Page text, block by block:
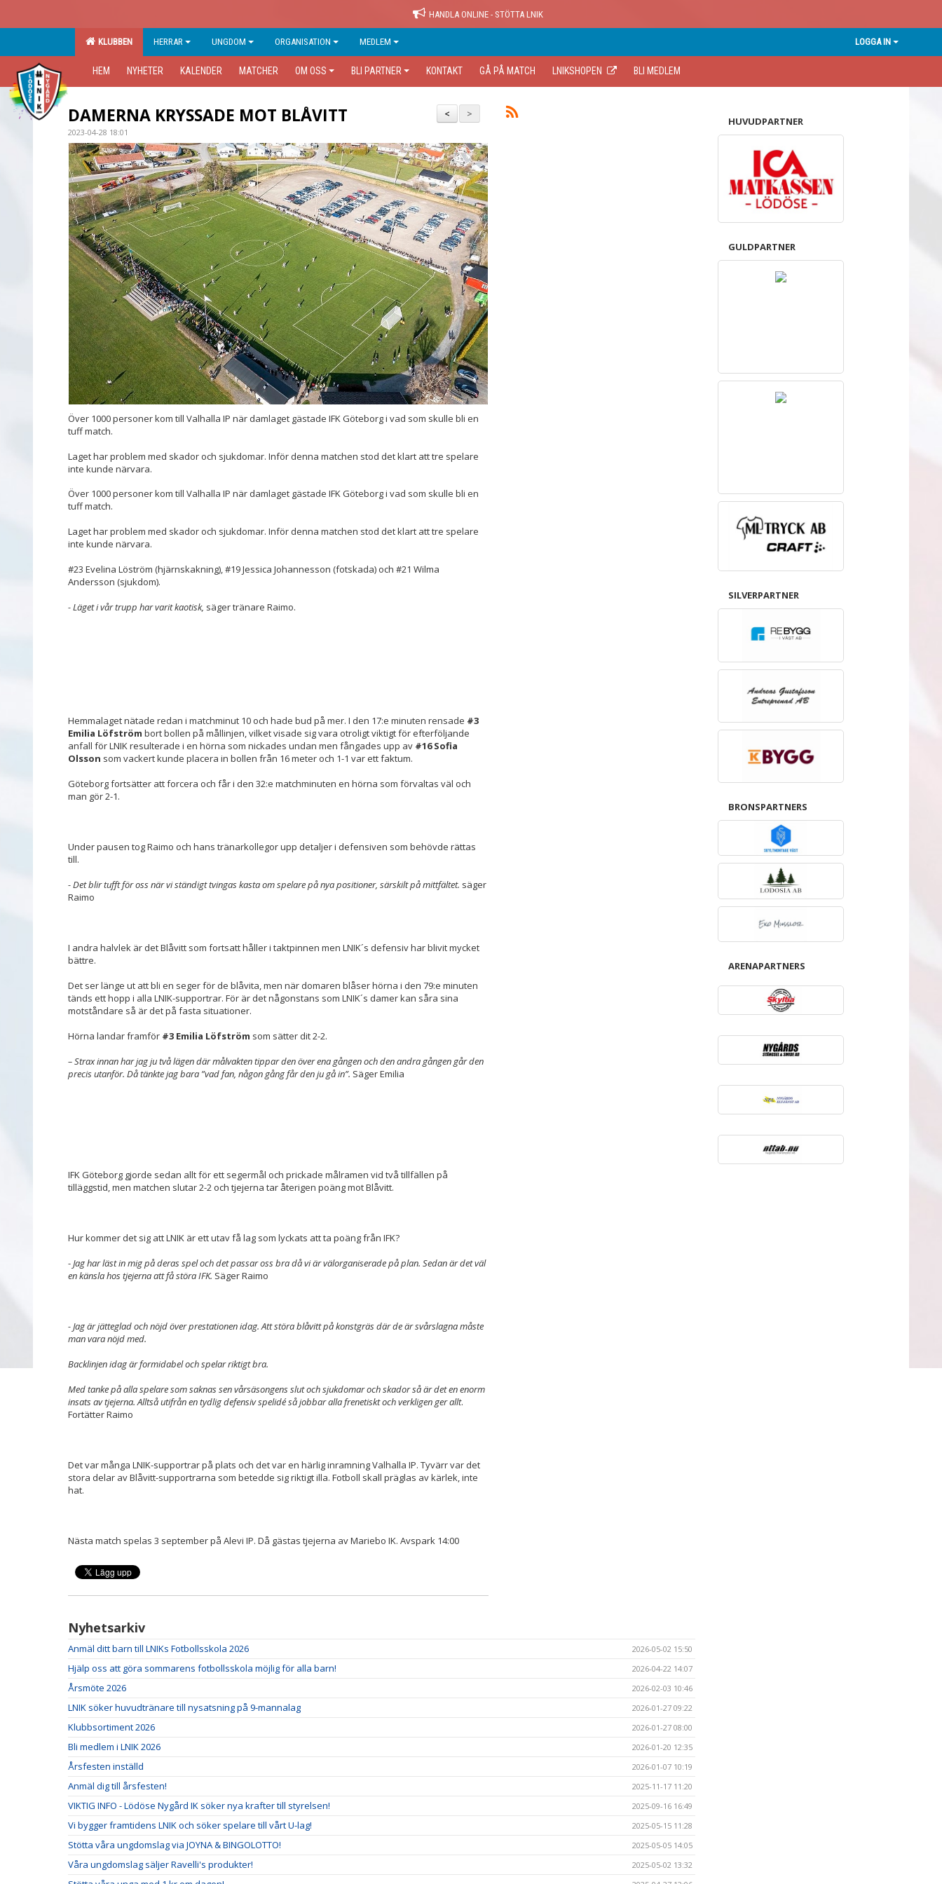
HANDLA ONLINE - STÖTTA LNIK
KLUBBEN HERRAR UNGDOM ORGANISATION MEDLEM LOGGA IN
HEM NYHETER KALENDER MATCHER OM OSS BLI PARTNER KONTAKT GÅ PÅ MATCH LNIKSHOPEN BLI MEDLEM
>
<
DAMERNA KRYSSADE MOT BLÅVITT
2023-04-28 18:01
Över 1000 personer kom till Valhalla IP när damlaget gästade IFK Göteborg i vad som skulle bli en
tuff match.
Laget har problem med skador och sjukdomar. Inför denna matchen stod det klart att tre spelare
inte kunde närvara.
Över 1000 personer kom till Valhalla IP när damlaget gästade IFK Göteborg i vad som skulle bli en
tuff match.
Laget har problem med skador och sjukdomar. Inför denna matchen stod det klart att tre spelare
inte kunde närvara.
#23 Evelina Löström (hjärnskakning), #19 Jessica Johannesson (fotskada) och #21 Wilma
Andersson (sjukdom).
- Läget i vår trupp har varit kaotisk, säger tränare Raimo.
Hemmalaget nätade redan i matchminut 10 och hade bud på mer. I den 17:e minuten rensade #3
Emilia Löfström bort bollen på mållinjen, vilket visade sig vara otroligt viktigt för efterföljande
anfall för LNIK resulterade i en hörna som nickades undan men fångades upp av #16 Sofia
Olsson som vackert kunde placera in bollen från 16 meter och 1-1 var ett faktum.
Göteborg fortsätter att forcera och får i den 32:e matchminuten en hörna som förvaltas väl och
man gör 2-1.
Under pausen tog Raimo och hans tränarkollegor upp detaljer i defensiven som behövde rättas
till.
- Det blir tufft för oss när vi ständigt tvingas kasta om spelare på nya positioner, särskilt på mittfältet. säger
Raimo
I andra halvlek är det Blåvitt som fortsatt håller i taktpinnen men LNIK´s defensiv har blivit mycket
bättre.
Det ser länge ut att bli en seger för de blåvita, men när domaren blåser hörna i den 79:e minuten
tänds ett hopp i alla LNIK-supportrar. För är det någonstans som LNIK´s damer kan såra sina
motståndare så är det på fasta situationer.
Hörna landar framför #3 Emilia Löfström som sätter dit 2-2.
– Strax innan har jag ju två lägen där målvakten tippar den över ena gången och den andra gången går den
precis utanför. Då tänkte jag bara ”vad fan, någon gång får den ju gå in”. Säger Emilia
IFK Göteborg gjorde sedan allt för ett segermål och prickade målramen vid två tillfällen på
tilläggstid, men matchen slutar 2-2 och tjejerna tar återigen poäng mot Blåvitt.
Hur kommer det sig att LNIK är ett utav få lag som lyckats att ta poäng från IFK?
-Jag har läst in mig på deras spel och det passar oss bra då vi är välorganiserade på plan. Sedan är det väl
en känsla hos tjejerna att få störa IFK. Säger Raimo
- Jag är jätteglad och nöjd över prestationen idag. Att störa blåvitt på konstgräs där de är svårslagna måste
man vara nöjd med.
Backlinjen idag är formidabel och spelar riktigt bra.
Med tanke på alla spelare som saknas sen vårsäsongens slut och sjukdomar och skador så är det en enorm
insats av tjejerna. Alltså utifrån en tydlig defensiv spelidé så jobbar alla frenetiskt och verkligen ger allt.
Fortätter Raimo
Det var många LNIK-supportrar på plats och det var en härlig inramning Valhalla IP. Tyvärr var det
stora delar av Blåvitt-supportrarna som betedde sig riktigt illa. Fotboll skall präglas av kärlek, inte
hat.
Nästa match spelas 3 september på Alevi IP. Då gästas tjejerna av Mariebo IK. Avspark 14:00
Nyhetsarkiv
Anmäl ditt barn till LNIKs Fotbollsskola 2026 2026-05-02 15:50
Hjälp oss att göra sommarens fotbollsskola möjlig för alla barn! 2026-04-22 14:07
Årsmöte 2026 2026-02-03 10:46
LNIK söker huvudtränare till nysatsning på 9-mannalag 2026-01-27 09:22
Klubbsortiment 2026 2026-01-27 08:00
Bli medlem i LNIK 2026 2026-01-20 12:35
Årsfesten inställd 2026-01-07 10:19
Anmäl dig till årsfesten! 2025-11-17 11:20
VIKTIG INFO - Lödöse Nygård IK söker nya krafter till styrelsen! 2025-09-16 16:49
Vi bygger framtidens LNIK och söker spelare till vårt U-lag! 2025-05-15 11:28
Stötta våra ungdomslag via JOYNA & BINGOLOTTO! 2025-05-05 14:05
Våra ungdomslag säljer Ravelli's produkter! 2025-05-02 13:32
HUVUDPARTNER
GULDPARTNER
SILVERPARTNER
BRONSPARTNERS
ARENAPARTNERS